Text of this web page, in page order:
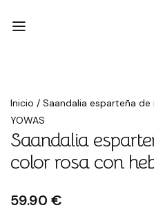
Inicio / Saandalia esparteña
YOWAS
Saandalia
color rosa con
59.90 €